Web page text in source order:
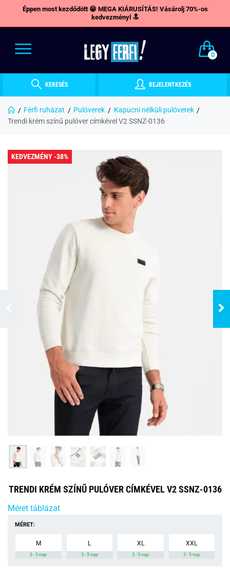
Éppen most kezdődött 😁 MEGA KIÁRUSÍTÁS! Vásárolj 70%-os
kedvezményl 🔝
0
KERESÉS BEJELENTKEZÉS
Férfi ruházat Pulóverek
Kapucni nélküli pulóverek
Trendi krém színű pulóver címkével V2 SSNZ-0136
KEDVEZMÉNY -38%
TRENDI KRÉM SZÍNŰ PULÓVER CÍMKÉVEL V2 SSNZ-0136
Méret táblázat
MÉRET:
M
3 - 5 nap
L
3 - 5 nap
XL
3 - 5 nap
XXL
3 - 5 nap